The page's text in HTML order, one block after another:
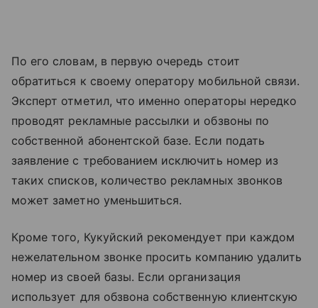
По его словам, в первую очередь стоит
обратиться к своему оператору мобильной связи.
Эксперт отметил, что именно операторы нередко
проводят рекламные рассылки и обзвоны по
собственной абонентской базе. Если подать
заявление с требованием исключить номер из
таких списков, количество рекламных звонков
может заметно уменьшиться.
Кроме того, Кукуйский рекомендует при каждом
нежелательном звонке просить компанию удалить
номер из своей базы. Если организация
использует для обзвона собственную клиентскую